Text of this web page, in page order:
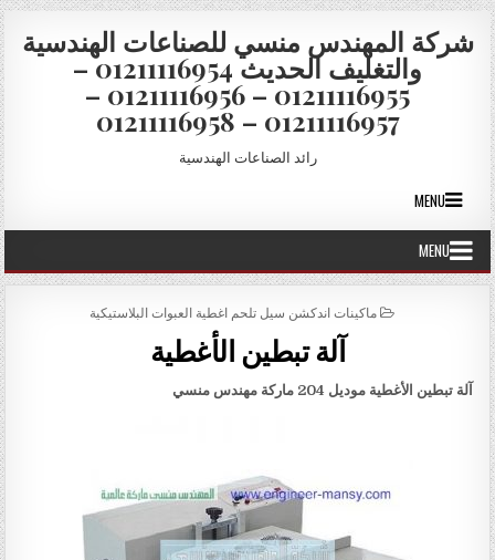
Skip to content
شركة المهندس منسي للصناعات الهندسية
والتغليف الحديث 01211116954 –
01211116955 – 01211116956 –
01211116957 – 01211116958
رائد الصناعات الهندسية
MENU
MENU
POSTED IN
ماكينات اندكشن سيل تلحم اغطية العبوات البلاستيكية
آلة تبطين الأغطية
آلة تبطين الأغطية موديل 204 ماركة مهندس منسي